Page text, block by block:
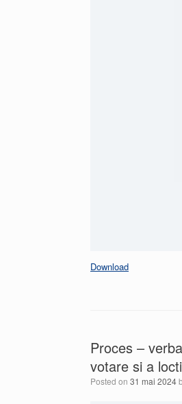
Download
Proces –
votare si a
Posted on 31 mai 2024